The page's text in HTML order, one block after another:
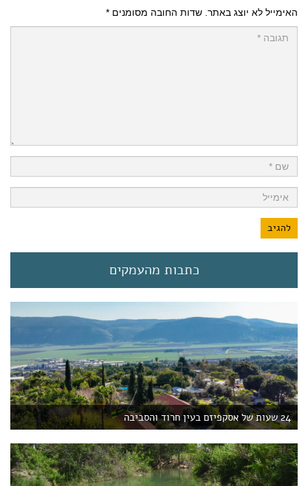
האימייל לא יוצג באתר. שדות החובה מסומנים *
כתבות מהעמקים
24 שעות של אסקפיזם בעין חרוד והסביבה